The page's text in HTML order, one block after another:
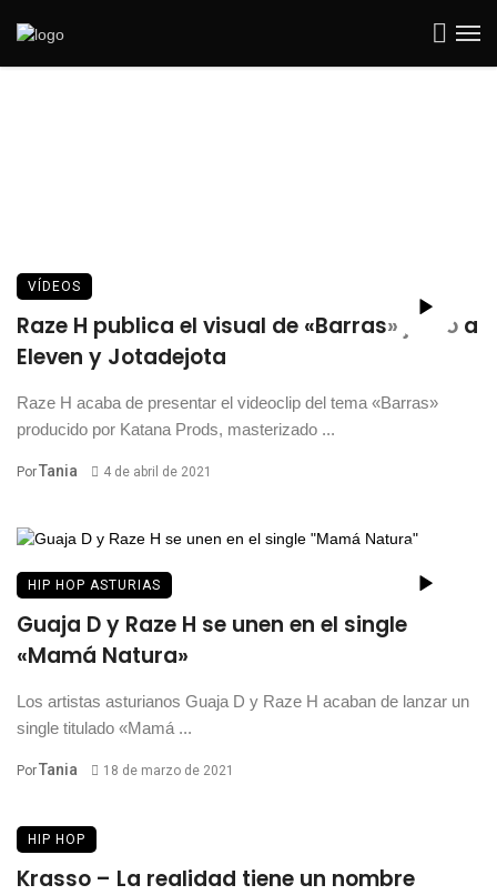
VÍDEOS
Raze H publica el visual de «Barras» junto a
Eleven y Jotadejota
Raze H acaba de presentar el videoclip del tema «Barras»
producido por Katana Prods, masterizado ...
PorTania 4 de abril de 2021
HIP HOP ASTURIAS
Guaja D y Raze H se unen en el single
«Mamá Natura»
Los artistas asturianos Guaja D y Raze H acaban de lanzar un
single titulado «Mamá ...
PorTania 18 de marzo de 2021
HIP HOP
Krasso – La realidad tiene un nombre